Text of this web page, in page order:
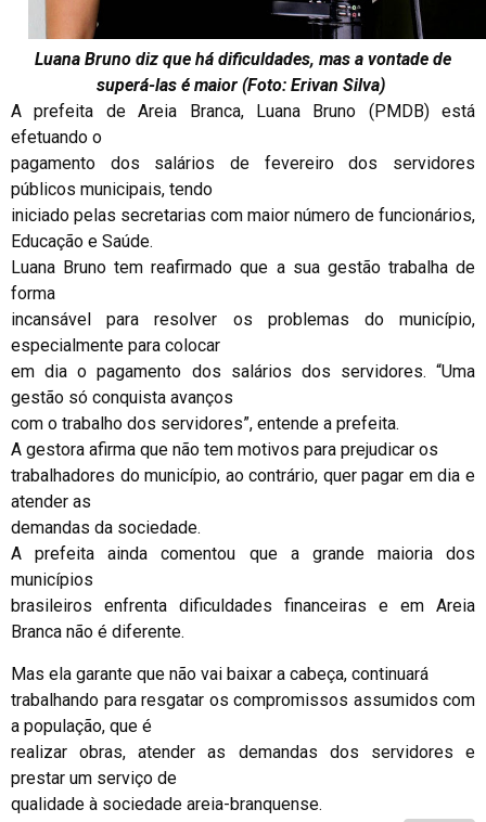
Luana Bruno diz que há dificuldades, mas a vontade de
superá-las é maior (Foto: Erivan Silva)
A prefeita de Areia Branca, Luana Bruno (PMDB) está
efetuando o
pagamento dos salários de fevereiro dos servidores
públicos municipais, tendo
iniciado pelas secretarias com maior número de funcionários,
Educação e Saúde.
Luana Bruno tem reafirmado que a sua gestão trabalha de
forma
incansável para resolver os problemas do município,
especialmente para colocar
em dia o pagamento dos salários dos servidores. “Uma
gestão só conquista avanços
com o trabalho dos servidores”, entende a prefeita.
A gestora afirma que não tem motivos para prejudicar os
trabalhadores do município, ao contrário, quer pagar em dia e
atender as
demandas da sociedade.
A prefeita ainda comentou que a grande maioria dos
municípios
brasileiros enfrenta dificuldades financeiras e em Areia
Branca não é diferente.
Mas ela garante que não vai baixar a cabeça, continuará
trabalhando para resgatar os compromissos assumidos com
a população, que é
realizar obras, atender as demandas dos servidores e
prestar um serviço de
qualidade à sociedade areia-branquense.